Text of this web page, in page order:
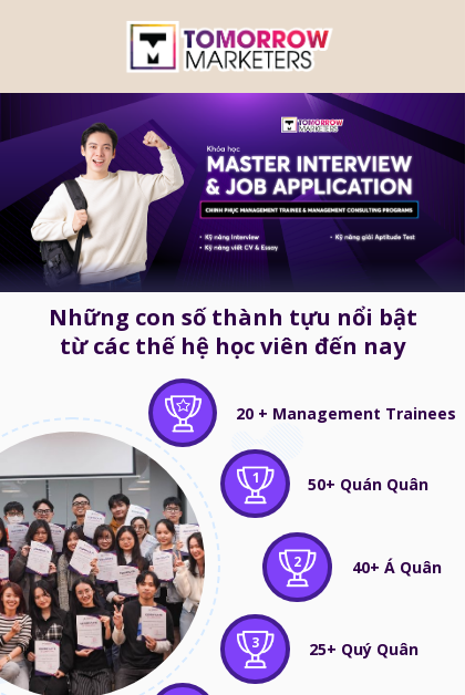
50+ Quán Quân
1
40+ Á Quân
2
25+ Quý Quân
3
20 + Management Trainees
Những con số thành tựu nổi bật
từ các thế hệ học viên đến nay